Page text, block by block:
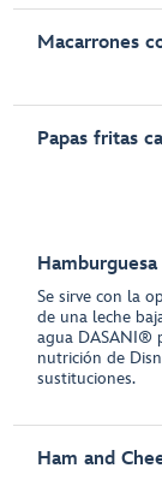
Macarrones
Papas fritas
Se sirve con la
de una leche
agua DASANI®
nutrición de
sustituciones.
Ham and